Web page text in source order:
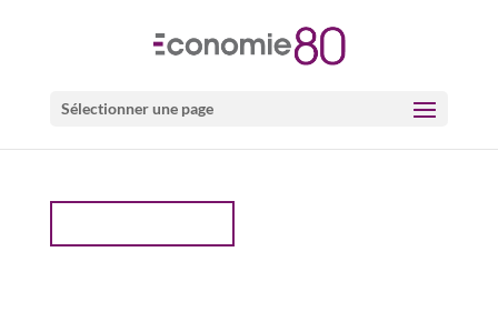
Sélectionner une page